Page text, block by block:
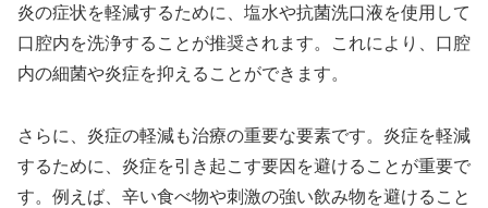
炎の症状を軽減するために、塩水や抗菌洗口液を使用して
口腔内を洗浄することが推奨されます。これにより、口腔
内の細菌や炎症を抑えることができます。
さらに、炎症の軽減も治療の重要な要素です。炎症を軽減
するために、炎症を引き起こす要因を避けることが重要で
す。例えば、辛い食べ物や刺激の強い飲み物を避けること